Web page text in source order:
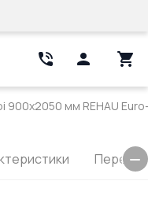
900x2050 мм REHAU